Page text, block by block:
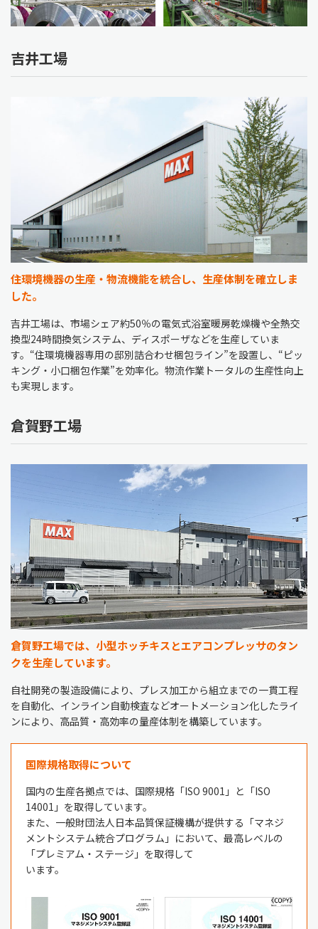
吉井工場
住環境機器の生産・物流機能を統合し、生産体制を確立しま
した。
吉井工場は、市場シェア約50％の電気式浴室暖房乾燥機や全熱交
換型24時間換気システム、ディスポーザなどを生産していま
す。“住環境機器専用の邸別詰合わせ梱包ライン”を設置し、“ピッ
キング・小口梱包作業”を効率化。物流作業トータルの生産性向上
も実現します。
倉賀野工場
倉賀野工場では、小型ホッチキスとエアコンプレッサのタン
クを生産しています。
自社開発の製造設備により、プレス加工から組立までの一貫工程
を自動化、インライン自動検査などオートメーション化したライ
ンにより、高品質・高効率の量産体制を構築しています。
国際規格取得について
国内の生産各拠点では、国際規格「ISO 9001」と「ISO
14001」を取得しています。
また、一般財団法人日本品質保証機構が提供する「マネジ
メントシステム統合プログラム」において、最高レベルの
「プレミアム・ステージ」を取得して
います。